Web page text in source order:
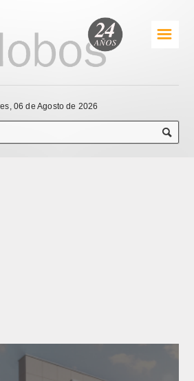
☰
06 de Agosto de 2026